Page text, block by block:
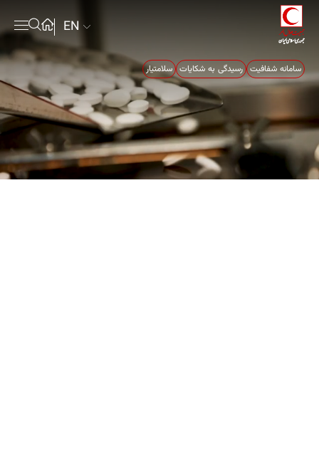
سامانه شفافیت رسیدگی به شکایات سلامتیار
EN